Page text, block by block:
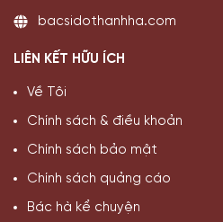
bacsidothanhha.com
LIÊN KẾT HỮU ÍCH
Về Tôi
Chính sách & điều khoản
Chính sách bảo mật
Chính sách quảng cáo
Bác hà kể chuyện